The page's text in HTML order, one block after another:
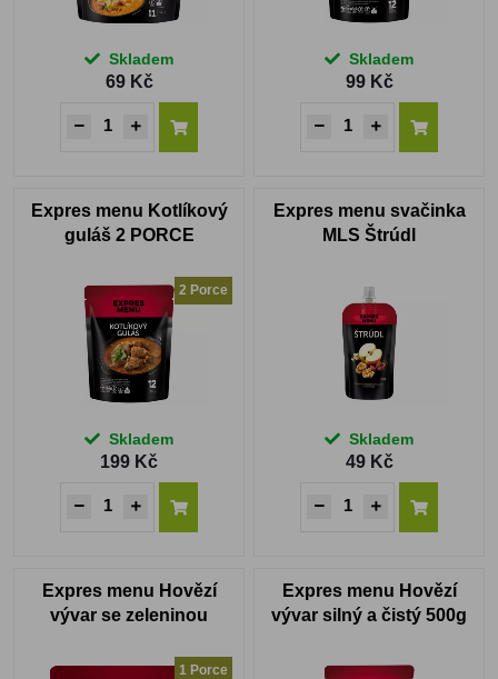
Skladem
69 Kč
Skladem
99 Kč
Expres menu Kotlíkový
guláš 2 PORCE
2 Porce
Skladem
199 Kč
Expres menu svačinka
MLS Štrúdl
Skladem
49 Kč
Expres menu Hovězí
vývar se zeleninou
1 Porce
Expres menu Hovězí
vývar silný a čistý 500g